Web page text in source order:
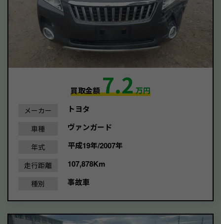
買取金額7.2万円
メーカー トヨタ
車種 ヴァンガード
年式 平成19年/2007年
走行距離 107,878Km
種別 事故車